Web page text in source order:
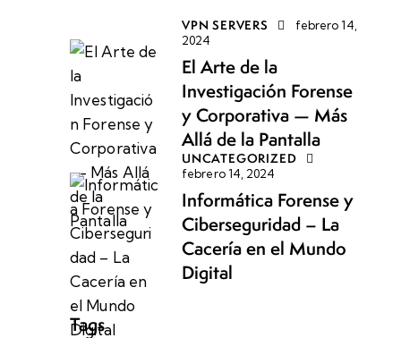
VPN SERVERS
febrero 14,
2024
El Arte de la
Investigación Forense
y Corporativa — Más
Allá de la Pantalla
UNCATEGORIZED
febrero 14, 2024
Informática Forense y
Ciberseguridad – La
Cacería en el Mundo
Digital
Tags